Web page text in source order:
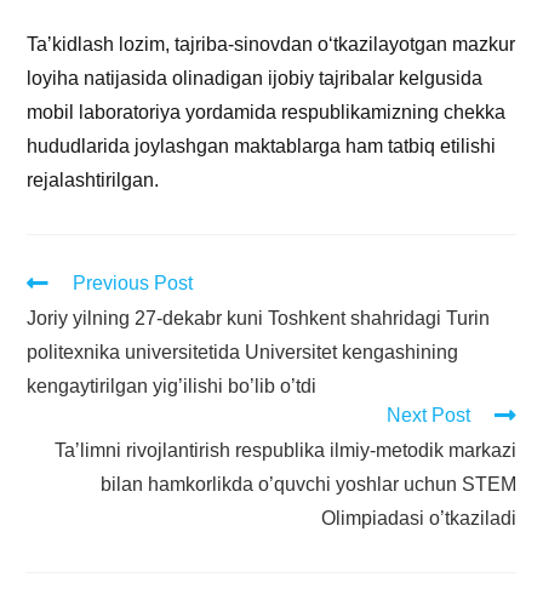
Taʼkidlash lozim, tajriba-sinovdan oʻtkazilayotgan mazkur
loyiha natijasida olinadigan ijobiy tajribalar kelgusida
mobil laboratoriya yordamida respublikamizning chekka
hududlarida joylashgan maktablarga ham tatbiq etilishi
rejalashtirilgan.
Previous Post
Joriy yilning 27-dekabr kuni Toshkent shahridagi Turin
politexnika universitetida Universitet kengashining
kengaytirilgan yig’ilishi bo’lib o’tdi
Next Post
Taʼlimni rivojlantirish respublika ilmiy-metodik markazi
bilan hamkorlikda o’quvchi yoshlar uchun STEM
Olimpiadasi o’tkaziladi